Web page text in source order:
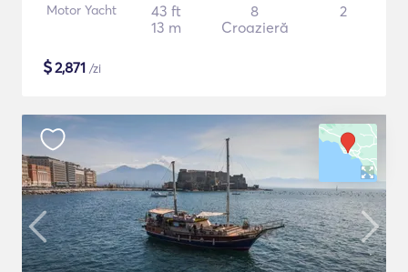
Motor Yacht
43 ft
13 m
8
Croazieră
2
$2,871 /zi